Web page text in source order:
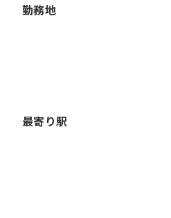
勤務地
最寄り駅